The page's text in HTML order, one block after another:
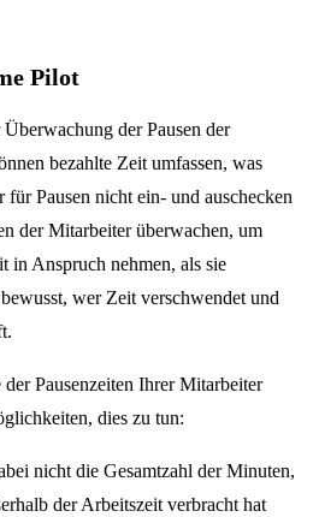
Pilot
der Pausen der
bezahlte Zeit umfassen, was
für Pausen nicht ein- und auschecken
der Mitarbeiter überwachen, um
in Anspruch nehmen, als sie
wer Zeit verschwendet und
Pausenzeiten Ihrer Mitarbeiter
dies zu tun:
nicht die Gesamtzahl der Minuten,
der Arbeitszeit verbracht hat